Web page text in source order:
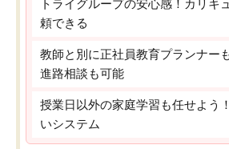
トライグループの安心感！カリキ
頼できる
教師と別に正社員教育プランナー
進路相談も可能
授業日以外の家庭学習も任せよう
いシステム